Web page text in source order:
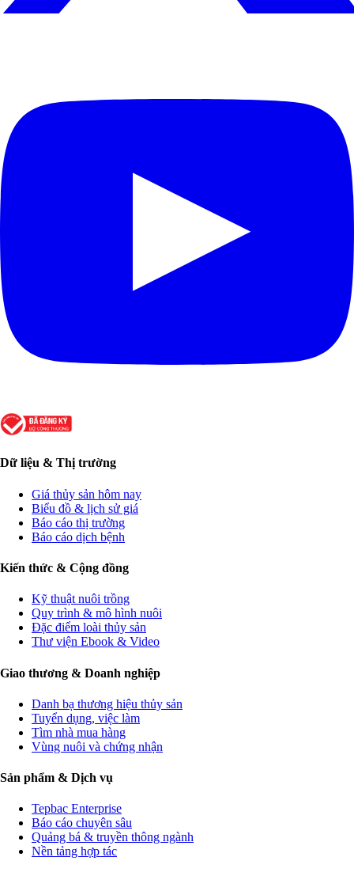
Dữ liệu & Thị trường
Giá thủy sản hôm nay
Biểu đồ & lịch sử giá
Báo cáo thị trường
Báo cáo dịch bệnh
Kiến thức & Cộng đồng
Kỹ thuật nuôi trồng
Quy trình & mô hình nuôi
Đặc điểm loài thủy sản
Thư viện Ebook & Video
Giao thương & Doanh nghiệp
Danh bạ thương hiệu thủy sản
Tuyển dụng, việc làm
Tìm nhà mua hàng
Vùng nuôi và chứng nhận
Sản phẩm & Dịch vụ
Tepbac Enterprise
Báo cáo chuyên sâu
Quảng bá & truyền thông ngành
Nền tảng hợp tác